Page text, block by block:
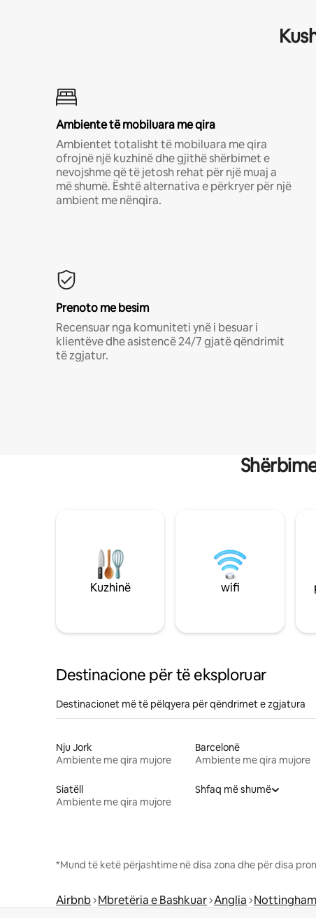
Ambiente të mobiluara me qira
Ambientet totalisht të mobiluara me qira
ofrojnë një kuzhinë dhe gjithë shërbimet e
nevojshme që të jetosh rehat për një muaj a
më shumë. Është alternativa e përkryer për një
ambient me nënqira.
Prenoto me besim
Recensuar nga komuniteti ynë i besuar i
klientëve dhe asistencë 24/7 gjatë qëndrimit
të zgjatur.
Kuzhinë wifi
Destinacione për të eksploruar
Destinacionet më të pëlqyera për qëndrimet e zgjatura
Nju Jork
Ambiente me qira mujore
Barcelonë
Ambiente me qira mujore
Siatëll
Ambiente me qira mujore
Shfaq më shumë
*Mund të ketë përjashtime në disa zona dhe për disa
Airbnb Mbretëria e Bashkuar Anglia